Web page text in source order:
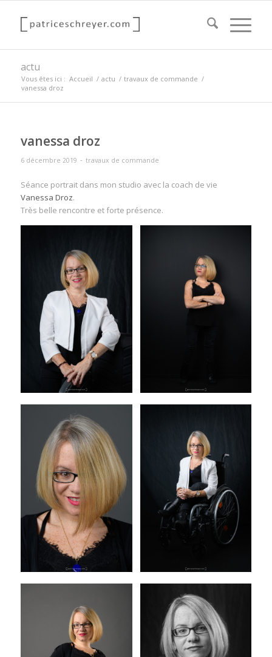
actu
Vous êtes ici : Accueil / actu / travaux de commande /
vanessa droz
vanessa droz
6 décembre 2019 - travaux de commande
Séance portrait dans mon studio avec la coach de vie
Vanessa Droz.
Très belle rencontre et forte présence.